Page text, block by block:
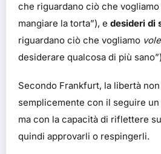
che riguardano ciò che
mangiare la torta”), e desideri di
riguardano ciò che vogliamo
desiderare qualcosa di più
Secondo Frankfurt, la libertà
semplicemente con il seguire
ma con la capacità di riflettere
quindi approvarli o respingerli.